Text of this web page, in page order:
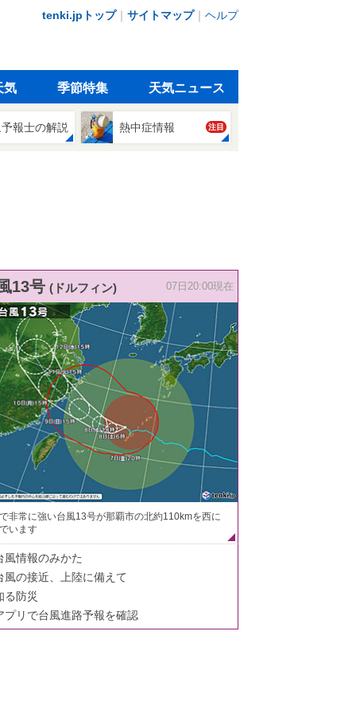
tenki.jpトップ｜ サイトマップ｜ ヘルプ
気 季節特集 天気ニュース
報士の解説 熱中症情報 注目
13号 (ドルフィン) 07日20:00現在
非常に強い台風13号が那覇市の北約110kmを西に
います
風情報のみかた
風の接近、上陸に備えて
る防災
プリで台風進路予報を確認